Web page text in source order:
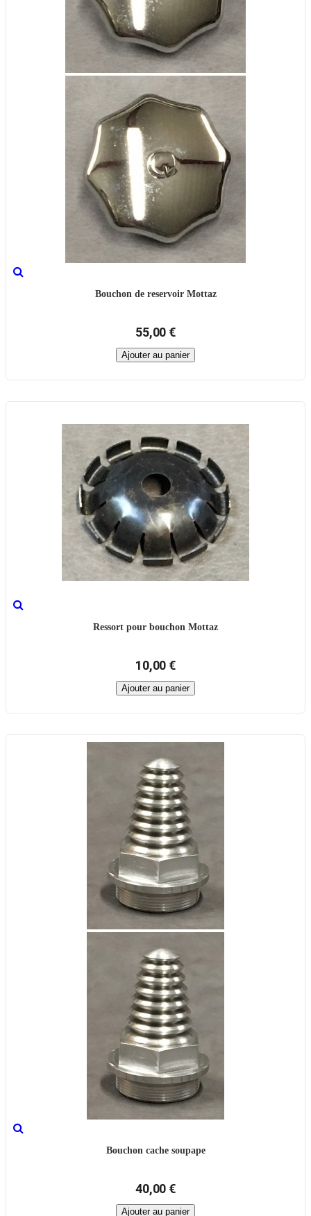
Bouchon de reservoir Mottaz
55,00 €
Ajouter au panier
Ressort pour bouchon Mottaz
10,00 €
Ajouter au panier
Bouchon cache soupape
40,00 €
Ajouter au panier